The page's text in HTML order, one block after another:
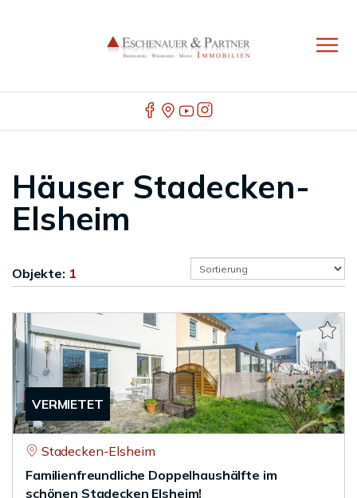
Häuser Stadecken-
Elsheim
Objekte: 1
VERMIETET
Stadecken-Elsheim
Familienfreundliche Doppelhaushälfte im
schönen Stadecken Elsheim!